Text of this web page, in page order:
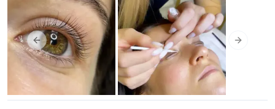
Previous slide Next